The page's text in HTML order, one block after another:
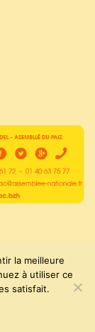
2026
la meilleure
à utiliser ce
satisfait.